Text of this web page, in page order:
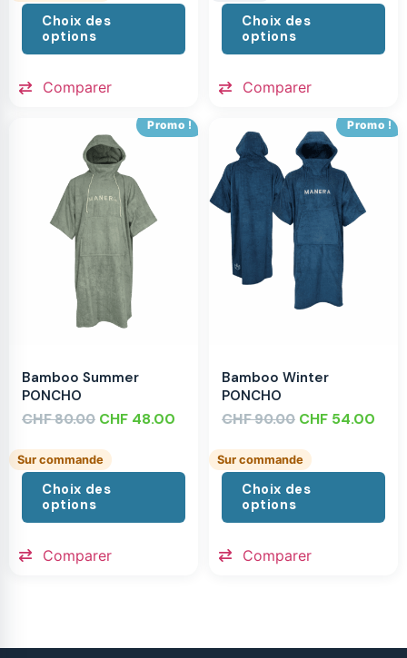
Choix des
options
Comparer
Choix des
options
Comparer
Promo !
Bamboo Summer
PONCHO
CHF80.00 CHF 48.00
Sur commande
Choix des
options
Comparer
Promo !
Bamboo Winter
PONCHO
CHF90.00 CHF 54.00
Sur commande
Choix des
options
Comparer